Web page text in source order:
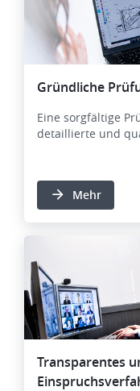
Gründliche
Eine sorgfältige
detaillierte und
Mehr
Transparentes